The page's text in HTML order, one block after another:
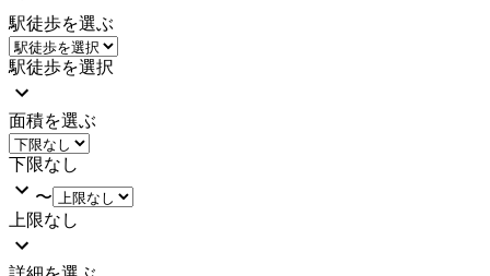
駅徒歩を選ぶ
駅徒歩を選択
面積を選ぶ
下限なし
〜
上限なし